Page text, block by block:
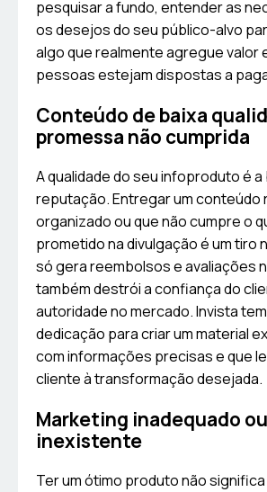
pesquisar a fundo, entender as
os desejos do seu público-alvo
algo que realmente agregue valor
pessoas estejam dispostas a
Conteúdo de baixa
promessa não cumprida
A qualidade do seu infoproduto é a
reputação. Entregar um conteúdo
organizado ou que não cumpre o
prometido na divulgação é um tiro
só gera reembolsos e avaliações
também destrói a confiança do
autoridade no mercado. Invista
dedicação para criar um material
com informações precisas e que
cliente à transformação desejada.
Marketing inadequado ou
inexistente
Ter um ótimo produto não